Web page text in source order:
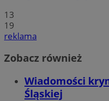
13
19
reklama
Zobacz również
Wiadomości
Śląskiej